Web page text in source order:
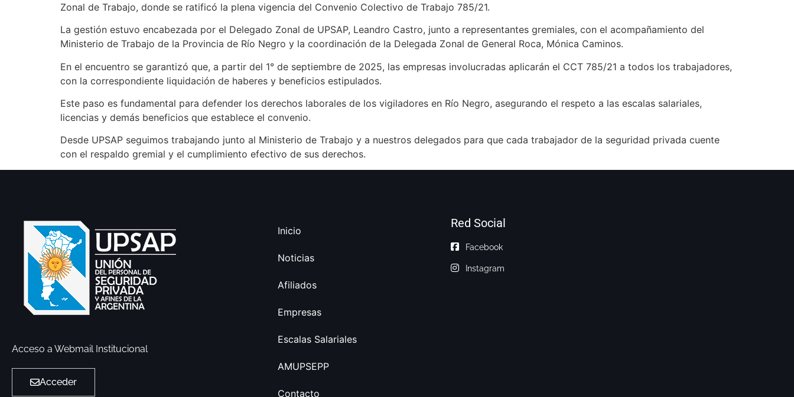
Zonal de Trabajo, donde se ratificó la plena vigencia del Convenio Colectivo de Trabajo 785/21.
La gestión estuvo encabezada por el Delegado Zonal de UPSAP, Leandro Castro, junto a representantes gremiales, con el acompañamiento del
Ministerio de Trabajo de la Provincia de Río Negro y la coordinación de la Delegada Zonal de General Roca, Mónica Caminos.
En el encuentro se garantizó que, a partir del 1° de septiembre de 2025, las empresas involucradas aplicarán el CCT 785/21 a todos los trabajadores,
con la correspondiente liquidación de haberes y beneficios estipulados.
Este paso es fundamental para defender los derechos laborales de los vigiladores en Río Negro, asegurando el respeto a las escalas salariales,
licencias y demás beneficios que establece el convenio.
Desde UPSAP seguimos trabajando junto al Ministerio de Trabajo y a nuestros delegados para que cada trabajador de la seguridad privada cuente
con el respaldo gremial y el cumplimiento efectivo de sus derechos.
Acceso a Webmail Institucional
Acceder
Inicio
Noticias
Afiliados
Empresas
Escalas Salariales
AMUPSEPP
Contacto
Red Social
Facebook
Instagram